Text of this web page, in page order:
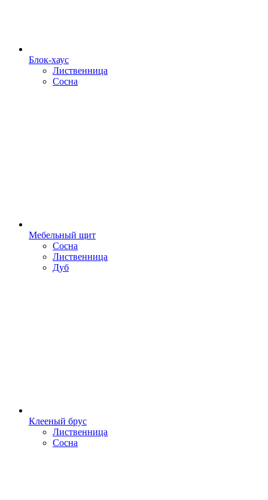
Блок-хаус
Лиственница
Сосна
Мебельный щит
Сосна
Лиственница
Дуб
Клееный брус
Лиственница
Сосна